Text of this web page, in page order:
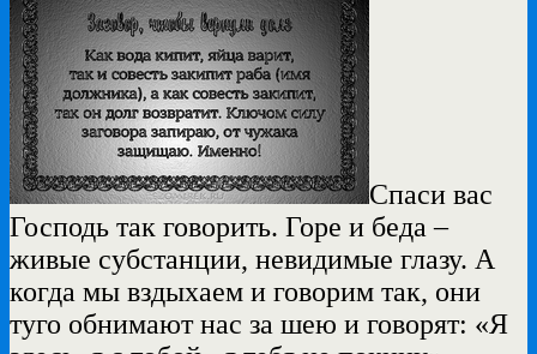
Спаси вас
Господь так говорить. Горе и беда –
живые субстанции, невидимые глазу. А
когда мы вздыхаем и говорим так, они
туго обнимают нас за шею и говорят: «Я